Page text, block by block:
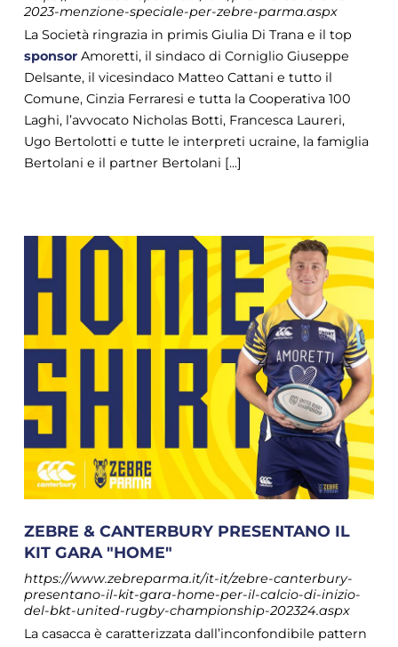
2023-menzione-speciale-per-zebre-parma.aspx
La Società ringrazia in primis Giulia Di Trana e il top
sponsorAmoretti, il sindaco di Corniglio Giuseppe
Delsante, il vicesindaco Matteo Cattani e tutto il
Comune, Cinzia Ferraresi e tutta la Cooperativa 100
Laghi, l’avvocato Nicholas Botti, Francesca Laureri,
Ugo Bertolotti e tutte le interpreti ucraine, la famiglia
Bertolani e il partner Bertolani [...]
ZEBRE & CANTERBURY PRESENTANO IL
KIT GARA "HOME"
https://www.zebreparma.it/it-it/zebre-canterbury-
presentano-il-kit-gara-home-per-il-calcio-di-inizio-
del-bkt-united-rugby-championship-202324.aspx
La casacca è caratterizzata dall’inconfondibile pattern